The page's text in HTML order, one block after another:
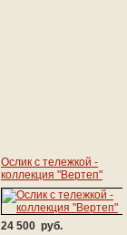
Ослик с тележкой -
коллекция "Вертеп"
24 500 руб.